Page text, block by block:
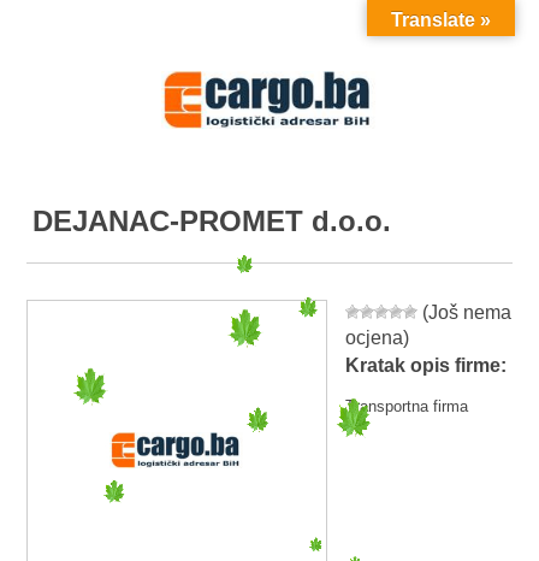
MENU
DEJANAC-PROMET d.o.o.
(Još nema
ocjena)
Kratak opis firme:
Transportna firma
Translate »